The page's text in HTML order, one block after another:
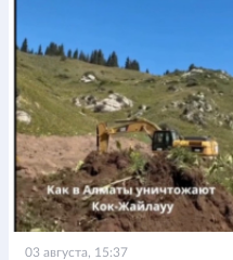
03 августа, 15:37